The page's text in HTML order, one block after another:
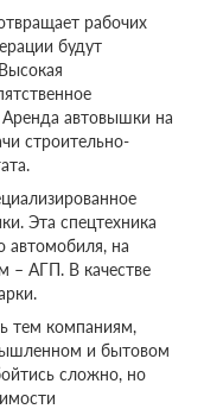
рабочих
будут
автовышки на
строительно-
Эта спецтехника
автомобиля, на
– АГП. В качестве
тем компаниям,
и бытовом
сложно, но